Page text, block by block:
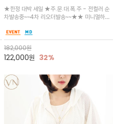
내추럴한 멋이 스며든 고감도 린넨
★한정 대박 세일 ★주.문.대.폭.주 - 전컬러 순
차발송중~~4차 리오더발송~~★★ 미니멀하고
련미를 극대화/오피스룩부터 주말 하객룩까지,
어떤 룩에 걸쳐도 우아한 격식을 더해주는 '썸머
클래식'
182,000원
122,000원 32%